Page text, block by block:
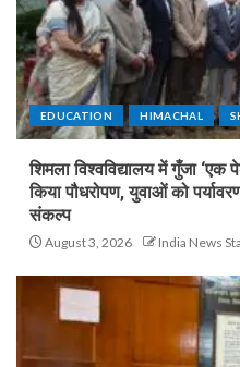
EDUCATION HIMACHAL
शिमला विश्वविद्यालय में गुँजा
किया पौधरोपण, युवाओं को
संकल्प
August 3, 2026 India News